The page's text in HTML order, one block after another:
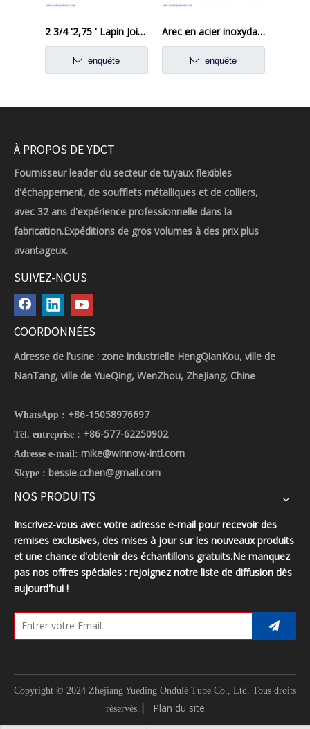
2 3/4 '2,75 ' Lapin Joix de joint de joint d'échappement
enquête
Arec en acier inoxydable tissé à la voiture Hauffler flexible pour la voiture de la voiture
enquête
À PROPOS DE YDCT
Fournisseur leader du secteur de tuyaux flexibles
d'échappement, de soufflets métalliques et de colliers,
avec 32 ans d'expérience professionnelle dans la
fabrication.Expéditions de gros volumes à des prix plus
avantageux.
SUIVEZ-NOUS
COORDONNÉES
Adresse de l'usine : zone industrielle HengQianKou, ville de
NanTang, ville de YueQing, WenZhou, ZheJiang, Chine
WhatsApp : +86-15058976697
Tél. entreprise : +86-577-62250902
Adresse e-mail: mike@winnow-intl.com
Skype : bessie.cchen@gmail.com
NOS PRODUITS
Inscrivez-vous avec votre adresse e-mail pour recevoir des
remises exclusives, des mises à jour sur les nouveaux produits
et une chance d'obtenir des échantillons gratuits.Ne manquez
pas nos offres spéciales : rejoignez notre liste de diffusion dès
aujourd'hui !
Copyright © 2024 Zhejiang Yueding Ondulé Tube Co., Ltd. Tous droits
réservés.
Plan du site